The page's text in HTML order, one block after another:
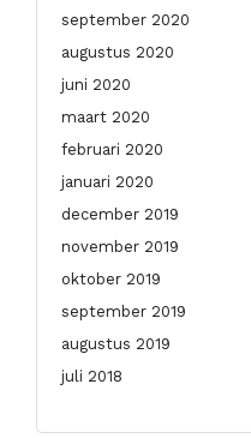
september 2020
augustus 2020
juni 2020
maart 2020
februari 2020
januari 2020
december 2019
november 2019
oktober 2019
september 2019
augustus 2019
juli 2018